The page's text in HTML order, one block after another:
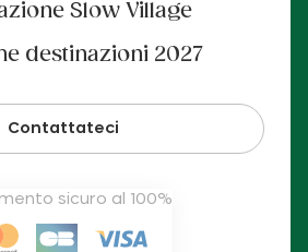
Slow Village
destinazioni 2027
Contattateci
sicuro al 100%